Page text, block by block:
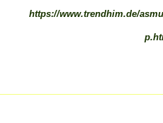
https://www.trendhim.de/